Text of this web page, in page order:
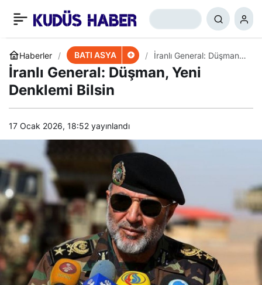
Haberler BATI ASYA
İranlı General: Düşman,
Yeni Denklemi Bilsin
İranlı General: Düşman, Yeni
Denklemi Bilsin
17 Ocak 2026, 18:52 yayınlandı
Naim Kasım: Filistin’in
Zaferi Yakın
+ 0 Paylaş